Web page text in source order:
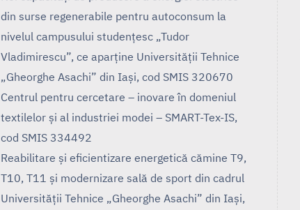
din surse regenerabile pentru autoconsum la
nivelul campusului studențesc „Tudor
Vladimirescu”, ce aparține Universității Tehnice
„Gheorghe Asachi” din Iași, cod SMIS 320670
Centrul pentru cercetare – inovare în domeniul
textilelor și al industriei modei – SMART-Tex-IS,
cod SMIS 334492
Reabilitare și eficientizare energetică cămine T9,
T10, T11 și modernizare sală de sport din cadrul
Universității Tehnice „Gheorghe Asachi” din Iași,